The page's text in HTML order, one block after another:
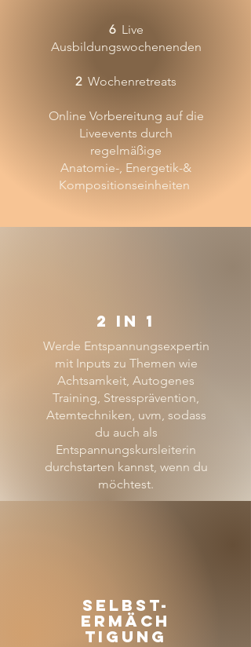
6Live
Ausbildungswochenenden
2Wochenretreats
Online Vorbereitung auf die
Liveevents durch
regelmäßige
Anatomie-, Energetik-&
Kompositionseinheiten
2 in 1
Werde Entspannungsexpertin
mit Inputs zu Themen wie
Achtsamkeit, Autogenes
Training, Stressprävention,
Atemtechniken, uvm, sodass
du auch als
Entspannungskursleiterin
durchstarten kannst, wenn du
möchtest.
Selbst-
ermäch
tigung